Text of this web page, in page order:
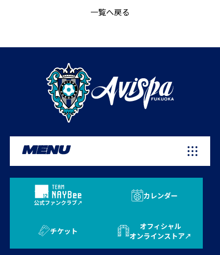
一覧へ戻る
MENU
公式ファンクラブ
カレンダー
チケット
オフィシャル
オンラインストア